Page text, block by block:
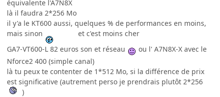
équivalente l'A7N8X
là il faudra 2*256 Mo
il y'a le KT600 aussi, quelques % de performances en moins,
mais sinon
et c'est moins cher
GA7-VT600-L 82 euros son et réseau
ou l' A7N8X-X avec le
Nforce2 400 (simple canal)
là tu peux te contenter de 1*512 Mo, si la différence de prix
est significative (autrement perso je prendrais plutôt 2*256
)